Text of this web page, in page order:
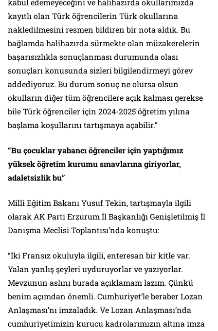
kayıtlı olan Türk öğrencilerin Türk okullarına
nakledilmesini resmen bildiren bir nota aldık. Bu
bağlamda halihazırda sürmekte olan müzakerelerin
başarısızlıkla sonuçlanması durumunda olası
sonuçları konusunda sizleri bilgilendirmeyi görev
addediyoruz. Bu durum sonuç ne olursa olsun
okulların diğer tüm öğrencilere açık kalması gerekse
bile Türk öğrenciler için 2024-2025 öğretim yılına
başlama koşullarını tartışmaya açabilir.”
“Bu çocuklar yabancı öğrenciler için yaptığımız
yüksek öğretim kurumu sınavlarına giriyorlar,
adaletsizlik bu”
Milli Eğitim Bakanı Yusuf Tekin, tartışmayla ilgili
olarak AK Parti Erzurum İl Başkanlığı Genişletilmiş İl
Danışma Meclisi Toplantısı’nda konuştu:
“İki Fransız okuluyla ilgili, enteresan bir kitle var.
Yalan yanlış şeyleri uyduruyorlar ve yazıyorlar.
Mevzunun aslını burada açıklamam lazım. Çünkü
benim açımdan önemli. Cumhuriyet’le beraber Lozan
Anlaşması’nı imzaladık. Ve Lozan Anlaşması’nda
cumhuriyetimizin kurucu kadrolarımızın altına imza